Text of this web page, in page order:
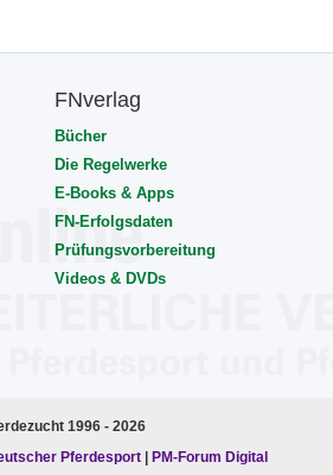
FNverlag
Bücher
Die Regelwerke
E-Books & Apps
FN-Erfolgsdaten
Prüfungsvorbereitung
Videos & DVDs
1996 - 2026
Pferdesport PM-Forum Digital